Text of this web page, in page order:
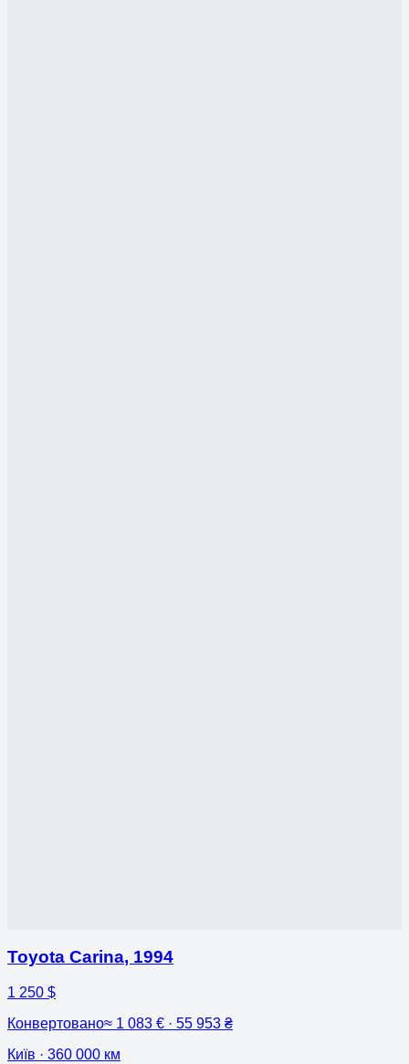
Toyota Carina, 1994
1 250 $
Конвертовано≈ 1 083 € · 55 953 ₴
Київ · 360 000 км